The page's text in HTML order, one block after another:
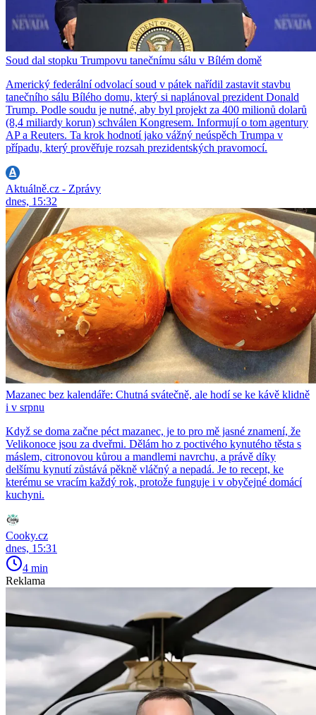
Soud dal stopku Trumpovu tanečnímu sálu v Bílém domě
Americký federální odvolací soud v pátek nařídil zastavit stavbu
tanečního sálu Bílého domu, který si naplánoval prezident Donald
Trump. Podle soudu je nutné, aby byl projekt za 400 milionů dolarů
(8,4 miliardy korun) schválen Kongresem. Informují o tom agentury
AP a Reuters. Ta krok hodnotí jako vážný neúspěch Trumpa v
případu, který prověřuje rozsah prezidentských pravomocí.
Aktuálně.cz - Zprávy
dnes, 15:32
Mazanec bez kalendáře: Chutná svátečně, ale hodí se ke kávě klidně
i v srpnu
Když se doma začne péct mazanec, je to pro mě jasné znamení, že
Velikonoce jsou za dveřmi. Dělám ho z poctivého kynutého těsta s
máslem, citronovou kůrou a mandlemi navrchu, a právě díky
delšímu kynutí zůstává pěkně vláčný a nepadá. Je to recept, ke
kterému se vracím každý rok, protože funguje i v obyčejné domácí
kuchyni.
Cooky.cz
dnes, 15:31
4 min
Reklama